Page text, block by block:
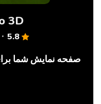
3D
5.8
صفحه نمایش شما